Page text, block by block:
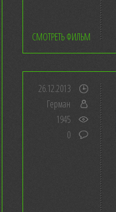
СМОТРЕТЬ ФИЛЬМ
26.12.2013
Герман
1945
0